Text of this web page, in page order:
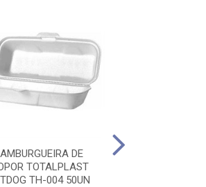
DE
TOTALPLAST
TH-004 50UN